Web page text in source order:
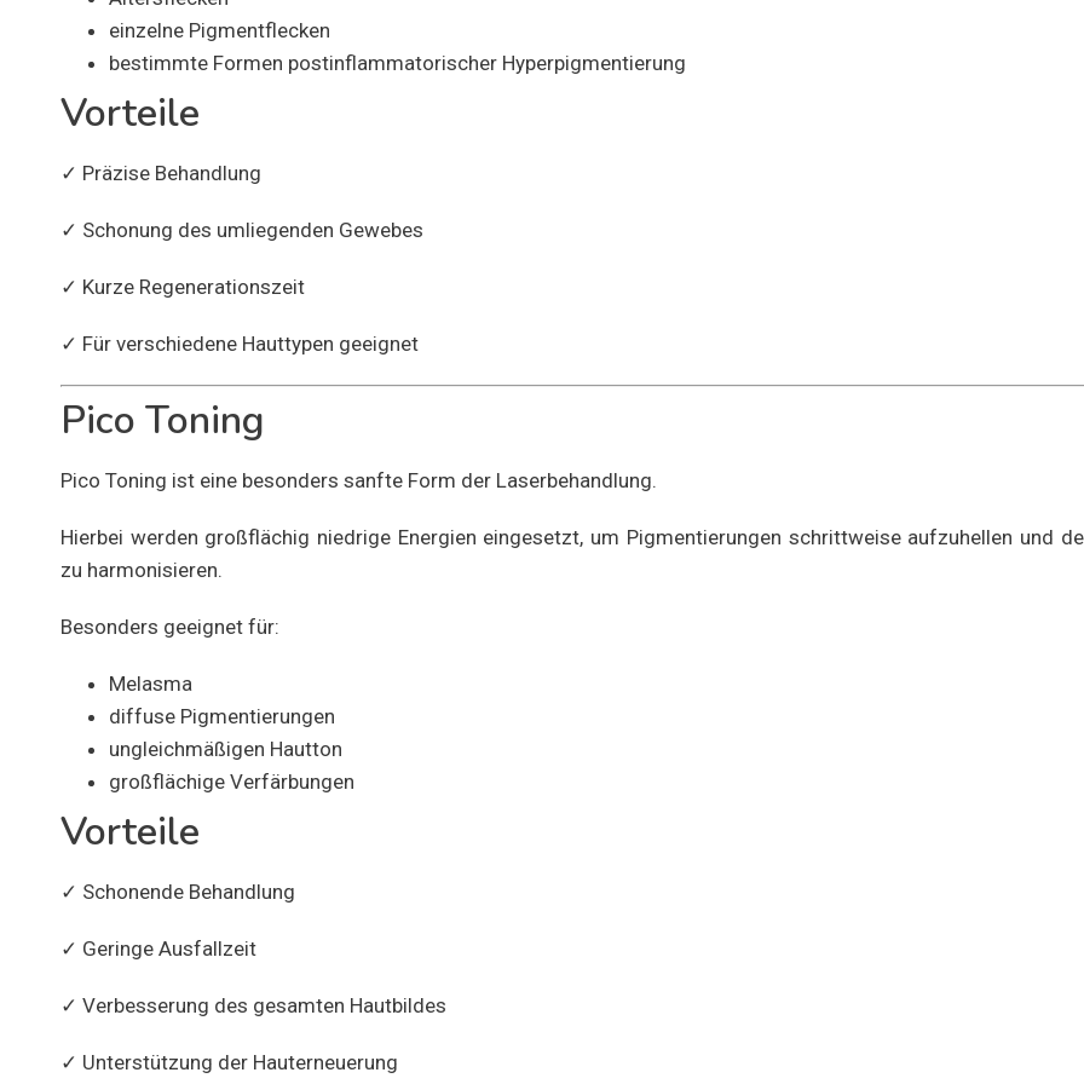
einzelne Pigmentflecken
bestimmte Formen postinflammatorischer Hyperpigmentierung
Vorteile
✓ Präzise Behandlung
✓ Schonung des umliegenden Gewebes
✓ Kurze Regenerationszeit
✓ Für verschiedene Hauttypen geeignet
Pico Toning
Pico Toning ist eine besonders sanfte Form der Laserbehandlung.
Hierbei werden großflächig niedrige Energien eingesetzt, um Pigmentierungen schrittweise aufzuhellen und
zu harmonisieren.
Besonders geeignet für:
Melasma
diffuse Pigmentierungen
ungleichmäßigen Hautton
großflächige Verfärbungen
Vorteile
✓ Schonende Behandlung
✓ Geringe Ausfallzeit
✓ Verbesserung des gesamten Hautbildes
✓ Unterstützung der Hauterneuerung